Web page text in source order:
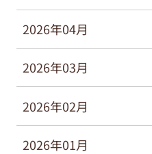
2026年04月
2026年03月
2026年02月
2026年01月